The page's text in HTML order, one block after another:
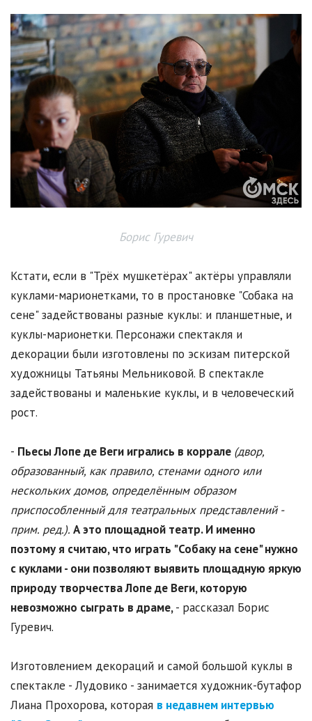
Борис Гуревич
Кстати, если в "Трёх мушкетёрах" актёры управляли
куклами-марионетками, то в простановке "Собака на
сене" задействованы разные куклы: и планшетные, и
куклы-марионетки. Персонажи спектакля и
декорации были изготовлены по эскизам питерской
художницы Татьяны Мельниковой. В спектакле
задействованы и маленькие куклы, и в человеческий
рост.
- Пьесы Лопе де Веги игрались в коррале (двор,
образованный, как правило, стенами одного или
нескольких домов, определённым образом
приспособленный для театральных представлений -
прим. ред.). А это площадной театр. И именно
поэтому я считаю, что играть "Собаку на сене" нужно
с куклами - они позволяют выявить площадную яркую
природу творчества Лопе де Веги, которую
невозможно сыграть в драме,- рассказал Борис
Гуревич.
Изготовлением декораций и самой большой куклы в
спектакле - Лудовико - занимается художник-бутафор
Лиана Прохорова, которая в недавнем интервью